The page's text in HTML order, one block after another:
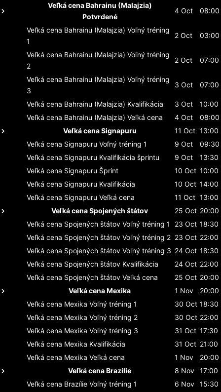
Veľká cena Bahrainu (Malajzia)
Potvrdené
4 Oct 08:00
Veľká cena Bahrainu (Malajzia) Voľný tréning
1
2 Oct 03:00
Veľká cena Bahrainu (Malajzia) Voľný tréning
2
2 Oct 07:00
Veľká cena Bahrainu (Malajzia) Voľný tréning
3
3 Oct 07:00
Veľká cena Bahrainu (Malajzia) Kvalifikácia 3 Oct
10:00
Veľká cena Bahrainu (Malajzia) Veľká cena 4 Oct
08:00
Veľká cena Signapuru
11 Oct 13:00
Veľká cena Signapuru Voľný tréning 1 9 Oct
09:30
Veľká cena Signapuru Kvalifikácia šprintu 9 Oct
13:30
Veľká cena Signapuru Šprint 10 Oct 10:00
Veľká cena Signapuru Kvalifikácia 10 Oct 14:00
Veľká cena Signapuru Veľká cena 11 Oct 13:00
Veľká cena Spojených štátov
25 Oct 20:00
Veľká cena Spojených štátov Voľný tréning 1 23 Oct 18:30
Veľká cena Spojených štátov Voľný tréning 2 23 Oct 22:00
Veľká cena Spojených štátov Voľný tréning 3 24 Oct 18:30
Veľká cena Spojených štátov Kvalifikácia 24 Oct 22:00
Veľká cena Spojených štátov Veľká cena 25 Oct 20:00
Veľká cena Mexika
1 Nov
20:00
Veľká cena Mexika Voľný tréning 1 30 Oct 18:30
Veľká cena Mexika Voľný tréning 2 30 Oct 22:00
Veľká cena Mexika Voľný tréning 3 31 Oct 17:30
Veľká cena Mexika Kvalifikácia 31 Oct 21:00
Veľká cena Mexika Veľká cena 1 Nov
20:00
Veľká cena Brazílie
8 Nov
17:00
Veľká cena Brazílie Voľný tréning 1 6 Nov
15:30